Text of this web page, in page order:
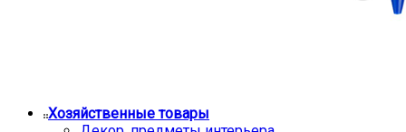
Хозяйственные товары